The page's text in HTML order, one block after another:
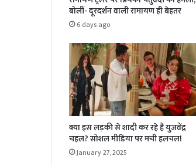
बोलीं- दूरदर्शन वाली रामायण ही बेहतर
6 days ago
क्या इस लड़की से शादी कर रहे हैं युजवेंद्र
चहल? सोशल मीडिया पर मची हलचल!
January 27, 2025